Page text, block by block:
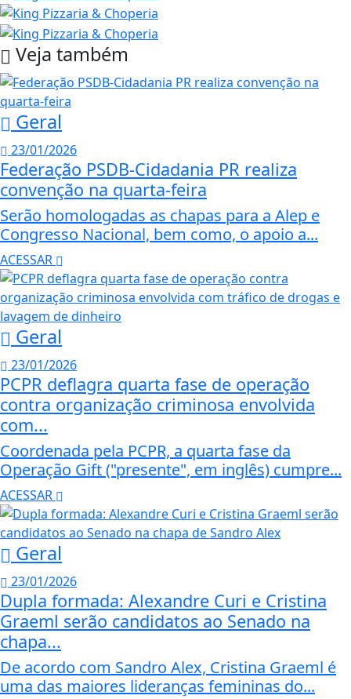
Veja também
Geral
23/01/2026
Federação PSDB-Cidadania PR realiza
convenção na quarta-feira
Serão homologadas as chapas para a Alep e
Congresso Nacional, bem como, o apoio a...
ACESSAR
Geral
23/01/2026
PCPR deflagra quarta fase de operação
contra organização criminosa envolvida
com...
Coordenada pela PCPR, a quarta fase da
Operação Gift ("presente", em inglês) cumpre...
ACESSAR
Geral
23/01/2026
Dupla formada: Alexandre Curi e Cristina
Graeml serão candidatos ao Senado na
chapa...
De acordo com Sandro Alex, Cristina Graeml é
uma das maiores lideranças femininas do...